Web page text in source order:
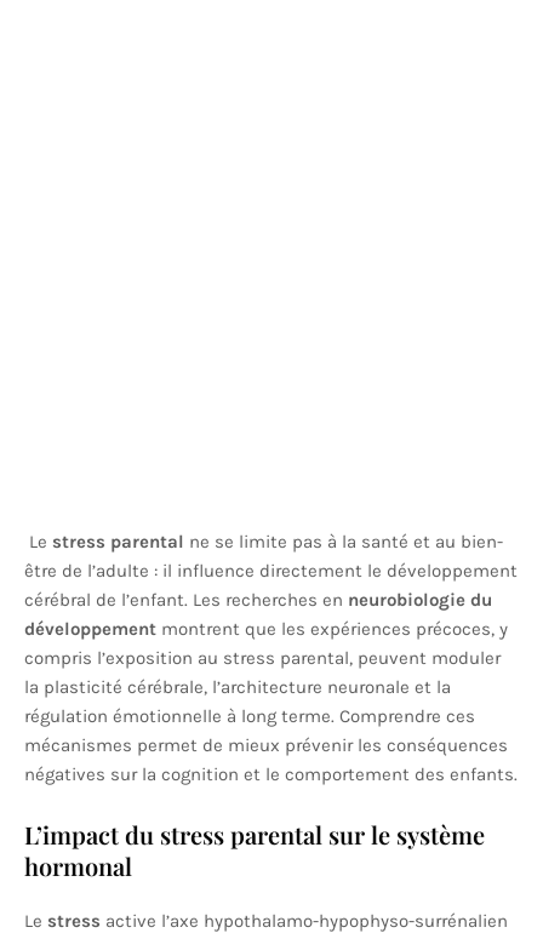
Le stress parental ne se limite pas à la santé et au bien-
être de l’adulte : il influence directement le développement
cérébral de l’enfant. Les recherches en neurobiologie du
développement montrent que les expériences précoces, y
compris l’exposition au stress parental, peuvent moduler
la plasticité cérébrale, l’architecture neuronale et la
régulation émotionnelle à long terme. Comprendre ces
mécanismes permet de mieux prévenir les conséquences
négatives sur la cognition et le comportement des enfants.
L’impact du stress parental sur le système
hormonal
Le stress active l’axe hypothalamo-hypophyso-surrénalien